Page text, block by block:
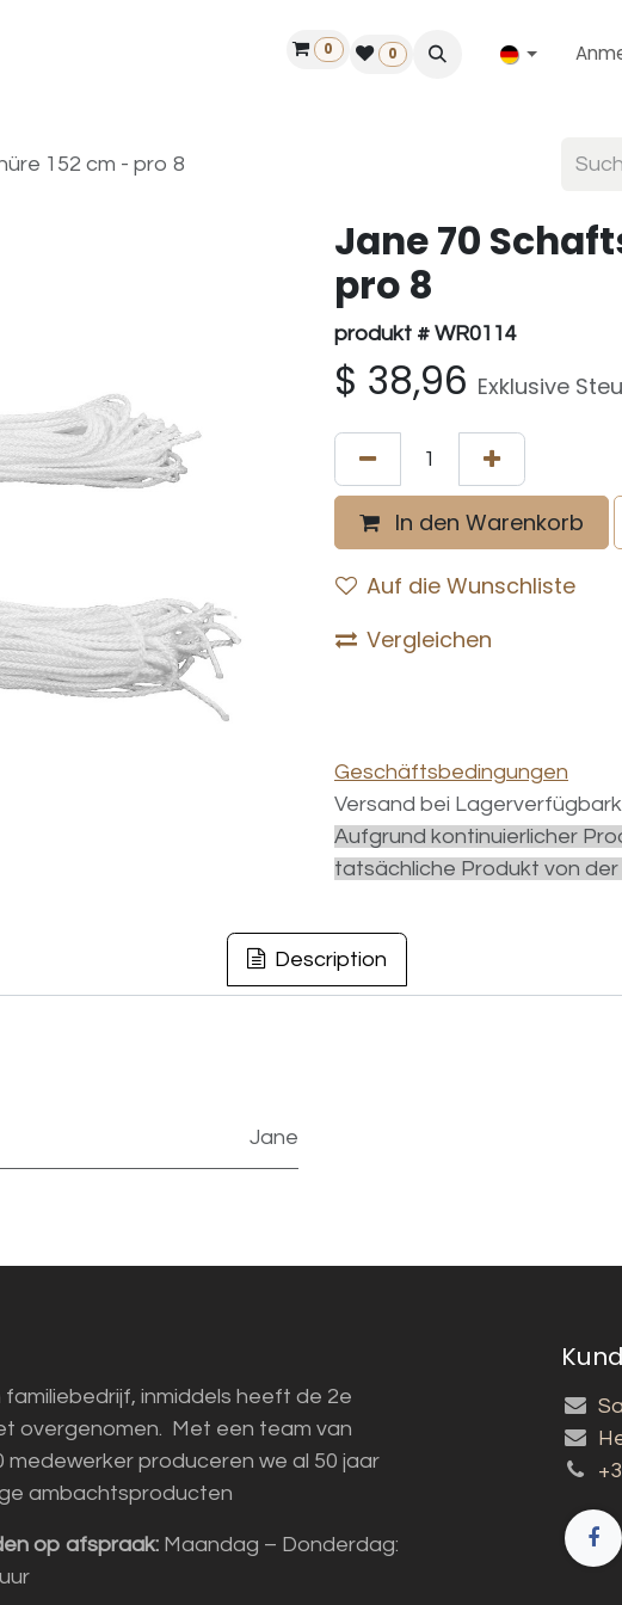
Finde einen Händler
0 0
152 cm - pro 8
Jane 70
pro 8
produkt # WR0114
$ 38,96 Exklusive
In den Warenkorb
Auf die Wunschliste
Vergleichen
Geschäftsbedingungen
Versand bei
Aufgrund kontinuierlicher
tatsächliche Produkt von
Description
Jane
familiebedrijf, inmiddels heeft de 2e
overgenomen. Met een team van
medewerker produceren we al 50 jaar
ambachtsproducten
op afspraak: Maandag – Donderdag: